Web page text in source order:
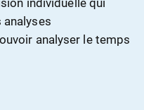
analyser le temps